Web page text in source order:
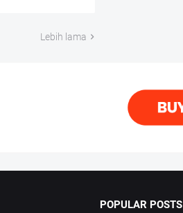
Lebih lama
POPULAR POSTS